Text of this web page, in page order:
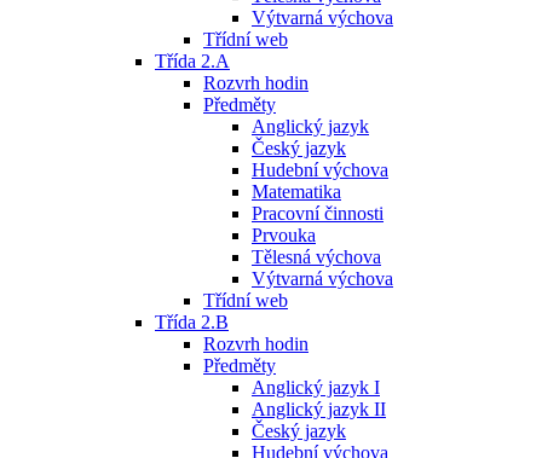
Výtvarná výchova
Třídní web
Třída 2.A
Rozvrh hodin
Předměty
Anglický jazyk
Český jazyk
Hudební výchova
Matematika
Pracovní činnosti
Prvouka
Tělesná výchova
Výtvarná výchova
Třídní web
Třída 2.B
Rozvrh hodin
Předměty
Anglický jazyk I
Anglický jazyk II
Český jazyk
Hudební výchova